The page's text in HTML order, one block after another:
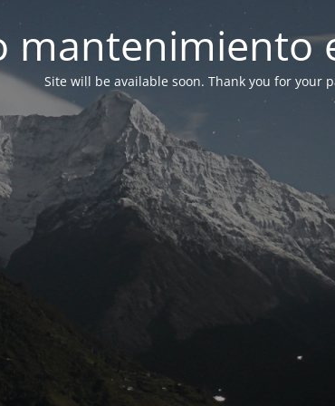
mantenimiento
Site will be available soon. Thank you for your